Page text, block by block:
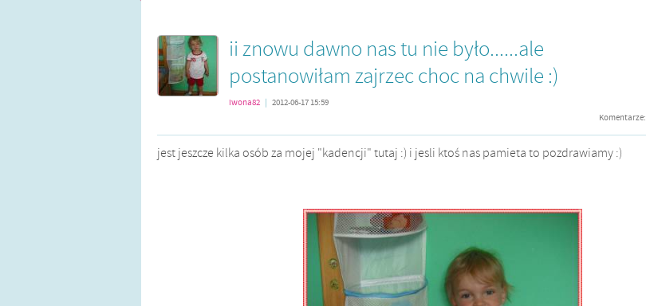
ii znowu dawno nas tu nie było......ale
postanowiłam zajrzec choc na chwile :)
iwona82 | 2012-06-17 15:59
Komentarze:
jest jeszcze kilka osób za mojej "kadencji" tutaj :) i jesli ktoś nas pamieta to pozdrawiamy :)